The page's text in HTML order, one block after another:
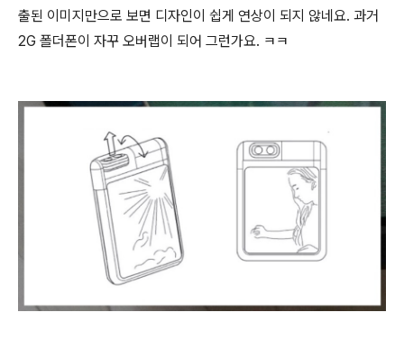
출된 이미지만으로 보면 디자인이 쉽게 연상이 되지 않네요. 과거
2G 폴더폰이 자꾸 오버랩이 되어 그런가요. ㅋㅋ